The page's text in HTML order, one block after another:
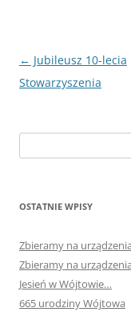
Nawigacja
wpisu
← Jubileusz 10-lecia
Stowarzyszenia
OSTATNIE WPISY
Zbieramy na
Zbieramy na
Jesień w Wójtowie…
665 urodziny Wójtowa